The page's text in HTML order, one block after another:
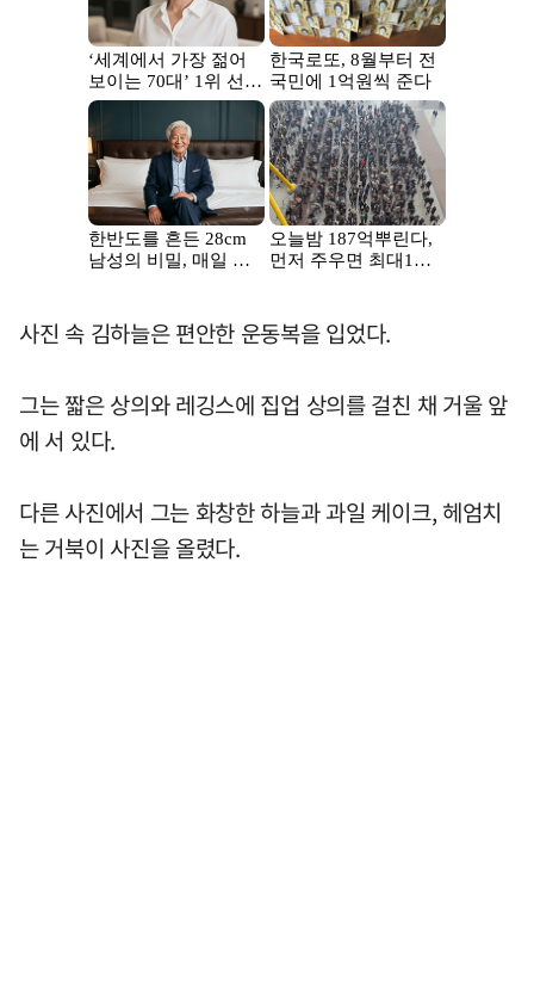
사진 속 김하늘은 편안한 운동복을 입었다.
그는 짧은 상의와 레깅스에 집업 상의를 걸친 채 거울 앞
에 서 있다.
다른 사진에서 그는 화창한 하늘과 과일 케이크, 헤엄치
는 거북이 사진을 올렸다.